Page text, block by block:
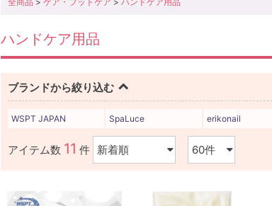
ハンドケア用品
ブランドから絞り込む
WSPT JAPAN SpaLuce erikonail
アイテム数 11 件